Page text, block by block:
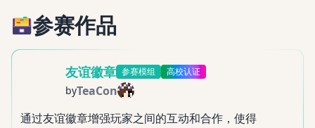
参赛作品
友谊徽章 参赛模组 高校认证
byTeaCon
通过友谊徽章增强玩家之间的互动和合作，使得